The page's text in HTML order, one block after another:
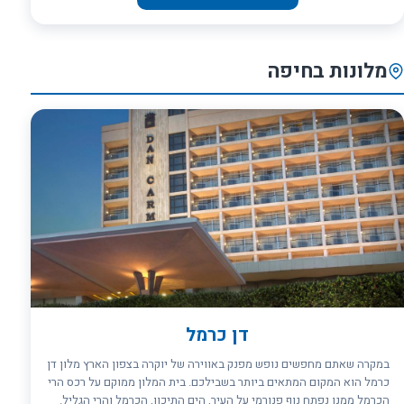
דינמית. אך אל תתנו לעיצוב המודרני ולאווירה הקלילה להטעות אתכם: לדן
הים, סטנדרט חדש עבור מלונות היוקרה בישראל, ומאז הוא לא הפסיק
לחדש ולהתחדש, במטרה לשמור על מעמדו כאחד המלונות המלהיבים
והמפנקים ביותר במזרח התיכון. במרחק הליכה מחוף הים בהרצליה שוכן
מלון דן אכדיה, המעניק לאורחיו אווירה של כפר נופש קטן בתוך העיר.
המלון נבנה על צוק מול הים ומביא איתו את הסטנדרט הגבוה ביותר של
מלונות יוקרה. לאורך השנים התחדש המקום במטרה להביא את הפינוק
המושלם לאורחים. למעשה, המבקרים בו יכולים ליהנות מספא, מחוף ים
וממסעדת שף ולצאת ממנו לבילוי בעיר. במרחק כמה צעדים מבית מלון
בהרצליה פיתוח נמצאת המרינה המודרנית, הכוללת מתחם קניות יוקרתי.
מרכז העסקים וההיי-טק של האזור נמצא במרחק הליכה קצרה, עם שפע של
בתי קפה אופנתיים ומסעדות מצוינות המחכים רק לכם. במתחם האולמות
&quot;אכדינו&quot;, הצמוד לפאטיו שטוף השמש, מארח המלון
בהרצליה פיתוח מדי שנה כנסים בינלאומיים, בהם משתתפים אנשי עסקים
וחברות מכל העולם. העיצוב המרהיב, המיקום האטרקטיבי ומטבח הגורמה
הופכים את דן אכדיה הרצליה לבחירה המושלמת גם עבור חגיגות
משפחתיות, חתונות וימי הולדת שלא יישכחו במהרה. בין אם מדובר
בחופשת סוף שבוע מפנקת או ביקור למטרות עסקים, הצוות המסור של
המלון בהרצליה פיתוח יעניק לכם אירוח אישי ונעים בסטנדרט המקצועי
הגבוה ביותר, שבזכותו נהפכה רשת מלונות דן לרשת המלונות המוכרת
מלונות בחיפה
דן כרמל
במקרה שאתם מחפשים נופש מפנק באווירה של יוקרה בצפון הארץ מלון דן
כרמל הוא המקום המתאים ביותר בשבילכם. בית המלון ממוקם על רכס הרי
הכרמל ממנו נפתח נוף פנורמי על העיר, הים התיכון, הכרמל והרי הגליל.